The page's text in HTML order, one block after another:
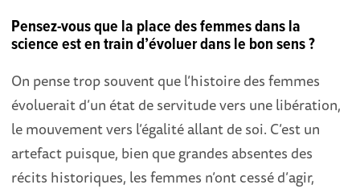
Pensez-vous que la place des femmes dans la
science est en train d’évoluer dans le bon sens ?
On pense trop souvent que l’histoire des femmes
évoluerait d’un état de servitude vers une libération,
le mouvement vers l’égalité allant de soi. C’est un
artefact puisque, bien que grandes absentes des
récits historiques, les femmes n’ont cessé d’agir,